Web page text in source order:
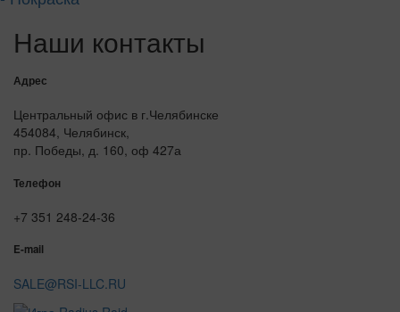
Наши контакты
Адрес
Центральный офис в г.Челябинске
454084, Челябинск,
пр. Победы, д. 160, оф 427а
Телефон
+7 351 248-24-36
E-mail
SALE@RSI-LLC.RU